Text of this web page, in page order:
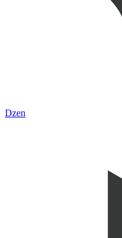
Dzen